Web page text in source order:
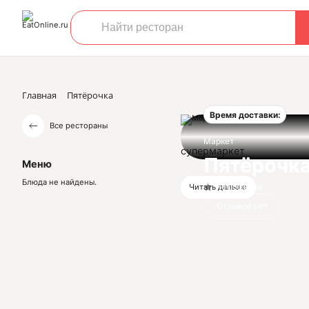
Главная Пятёрочка
Все рестораны
Меню
Блюда не найдены.
Время доставки:
Маркет
Нет оценок
супермаркет
Читать дальше